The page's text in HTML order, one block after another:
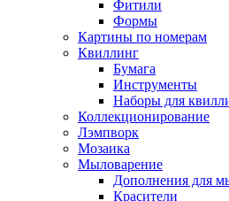
Фитили
Формы
Картины по номерам
Квиллинг
Бумага
Инструменты
Наборы для
Коллекционирование
Лэмпворк
Мозаика
Мыловарение
Дополнения для
Красители